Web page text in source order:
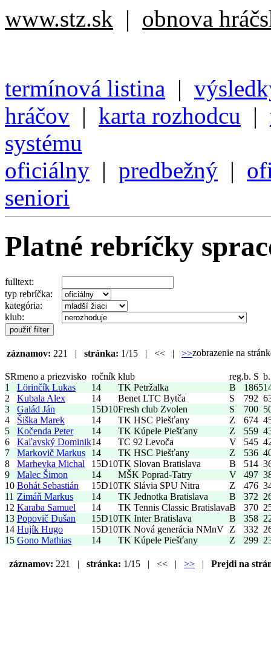
www.stz.sk | obnova
termínová listina |
hráčov | karta rozhodcu |
systému
oficiálny | predbežný |
seniori
Platné rebríčky
fulltext:
typ rebríčka:
kategória:
klub:
záznamov: 221 | stránka: 1/15 | << | >>zobrazenie na
SRmeno a priezvisko ročník klub reg.b. S
1
Lörinčík Lukas 14 TK Petržalka B 1865
2
Kubala Alex 14 Benet LTC Bytča S 792
3
Galád Ján 15D10Fresh club Zvolen S 700
4
Šiška Marek 14 TK HSC Piešťany Z 674
5
Kočenda Peter 14 TK Kúpele Piešťany Z 559
6
Kaľavský Dominik14 TC 92 Levoča V 545
7
Markovič Markus 14 TK HSC Piešťany Z 536
8
Marhevka Michal 15D10TK Slovan Bratislava B 514
9
Malec Šimon 14 MŠK Poprad-Tatry V 497
10 Bohát Sebastián 15D10TK Slávia SPU Nitra Z 476
11 Zimáň Markus 14 TK Jednotka Bratislava B 372
12 Karaba Samuel 14 TK Tennis Classic BratislavaB 370
13 Popovič Dušan 15D10TK Inter Bratislava B 358
14 Hujík Hugo 15D10TK Nová generácia NMnV Z 332
15 Gono Mathias 14 TK Kúpele Piešťany Z 299
záznamov: 221 | stránka: 1/15 | << | >> | Prejdi na